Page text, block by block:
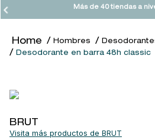
Más de 40 tiendas a
Hombres
Desodorante en barra 48h classic
BRUT
BRUT
TÉRMINOS MÁS BUSCADOS
2 .
sol ipanema
4.
6.
ysl